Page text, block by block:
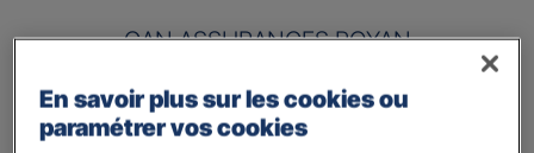
GAN ASSURANCES ROYAN
Information sur votre besoin :
En savoir plus sur les cookies ou
paramétrer vos cookies